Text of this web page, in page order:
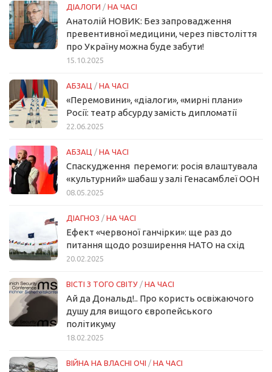
ДІАЛОГИ / НА ЧАСІ
Анатолій НОВИК: Без запровадження
превентивної медицини, через півстоліття
про Україну можна буде забути!
15.10.2025
АБЗАЦ / НА ЧАСІ
«Перемовини», «діалоги», «мирні плани»
Росії: театр абсурду замість дипломатії
22.06.2025
АБЗАЦ / НА ЧАСІ
Спаскудження перемоги: росія влаштувала
«культурний» шабаш у залі Генасамблеї ООН
08.05.2025
ДІАГНОЗ / НА ЧАСІ
Ефект «червоної ганчірки»: ще раз до
питання щодо розширення НАТО на схід
20.02.2025
ВІСТІ З ТОГО СВІТУ / НА ЧАСІ
Ай да Дональд!.. Про користь освіжаючого
душу для вищого європейського
політикуму
18.02.2025
ВІЙНА НА ВЛАСНІ ОЧІ / НА ЧАСІ